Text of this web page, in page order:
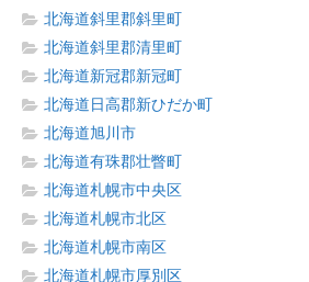
北海道斜里郡斜里町
北海道斜里郡清里町
北海道新冠郡新冠町
北海道日高郡新ひだか町
北海道旭川市
北海道有珠郡壮瞥町
北海道札幌市中央区
北海道札幌市北区
北海道札幌市南区
北海道札幌市厚別区